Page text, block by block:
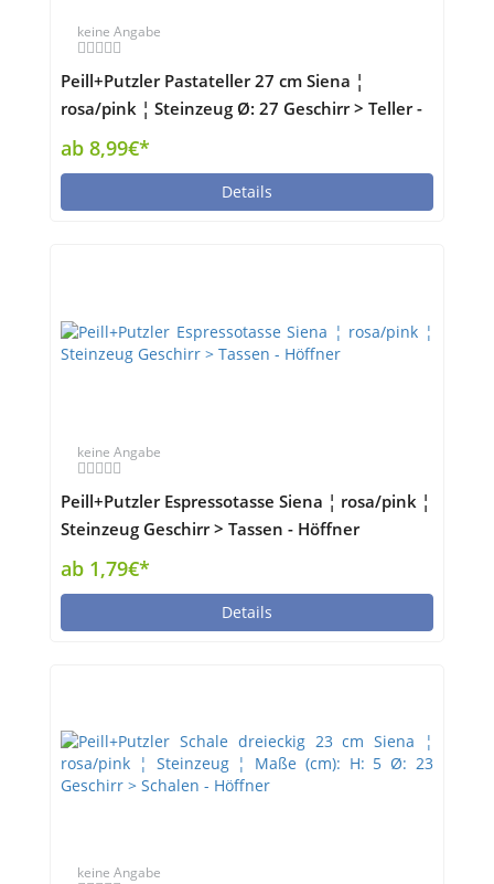
keine Angabe
Peill+Putzler Pastateller 27 cm Siena ¦
rosa/pink ¦ Steinzeug Ø: 27 Geschirr > Teller -
Höffner
ab 8,99€*
Details
keine Angabe
Peill+Putzler Espressotasse Siena ¦ rosa/pink ¦
Steinzeug Geschirr > Tassen - Höffner
ab 1,79€*
Details
keine Angabe